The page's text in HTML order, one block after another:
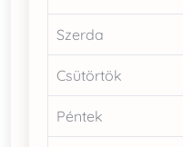
Szerda
Csütörtök
Péntek